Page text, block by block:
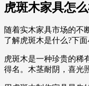
虎斑木家具怎
随着实木家具市场的不
了解虎斑木是什么?下
虎斑木是一种珍贵的稀
得名。木茎耐阴，喜光